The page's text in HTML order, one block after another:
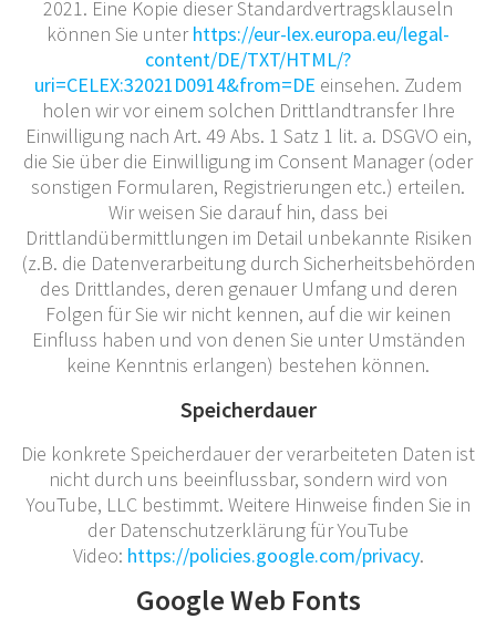
2021. Eine Kopie dieser Standardvertragsklauseln
können Sie unterhttps://eur-lex.europa.eu/legal-
content/DE/TXT/HTML/?
uri=CELEX:32021D0914&from=DE einsehen. Zudem
holen wir vor einem solchen Drittlandtransfer Ihre
Einwilligung nach Art. 49 Abs. 1 Satz 1 lit. a. DSGVO ein,
die Sie über die Einwilligung im Consent Manager (oder
sonstigen Formularen, Registrierungen etc.) erteilen.
Wir weisen Sie darauf hin, dass bei
Drittlandübermittlungen im Detail unbekannte Risiken
(z.B. die Datenverarbeitung durch Sicherheitsbehörden
des Drittlandes, deren genauer Umfang und deren
Folgen für Sie wir nicht kennen, auf die wir keinen
Einfluss haben und von denen Sie unter Umständen
keine Kenntnis erlangen) bestehen können.
Speicherdauer
Die konkrete Speicherdauer der verarbeiteten Daten ist
nicht durch uns beeinflussbar, sondern wird von
YouTube, LLC bestimmt. Weitere Hinweise finden Sie in
der Datenschutzerklärung für YouTube
Video: https://policies.google.com/privacy.
Google Web Fonts